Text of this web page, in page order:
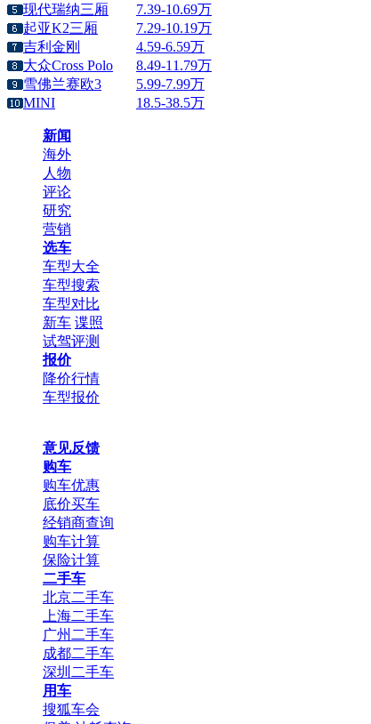
现代瑞纳三厢
7.39-10.69万
起亚K2三厢
7.29-10.19万
吉利金刚
4.59-6.59万
大众Cross Polo
8.49-11.79万
雪佛兰赛欧3
5.99-7.99万
MINI
18.5-38.5万
新闻
海外
人物
评论
研究
营销
选车
车型大全
车型搜索
车型对比
新车 谍照
试驾评测
报价
降价行情
车型报价
意见反馈
购车
购车优惠
底价买车
经销商查询
购车计算
保险计算
二手车
北京二手车
上海二手车
广州二手车
成都二手车
深圳二手车
用车
搜狐车会